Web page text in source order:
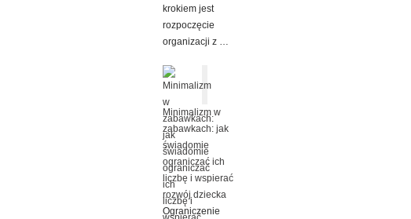
krokiem jest
rozpoczęcie
organizacji z …
Minimalizm w
zabawkach: jak
świadomie
ograniczać ich
liczbę i wspierać
rozwój dziecka
Ograniczenie